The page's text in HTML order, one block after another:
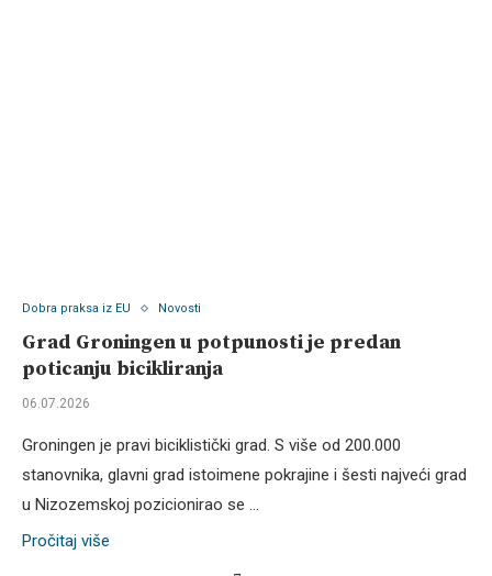
Dobra praksa iz EU Novosti
Grad Groningen u potpunosti je predan
poticanju bicikliranja
06.07.2026
Groningen je pravi biciklistički grad. S više od 200.000
stanovnika, glavni grad istoimene pokrajine i šesti najveći grad
u Nizozemskoj pozicionirao se …
Pročitaj više